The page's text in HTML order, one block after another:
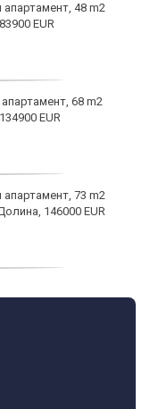
48 m2
EUR
68 m2
EUR
73 m2
146000 EUR